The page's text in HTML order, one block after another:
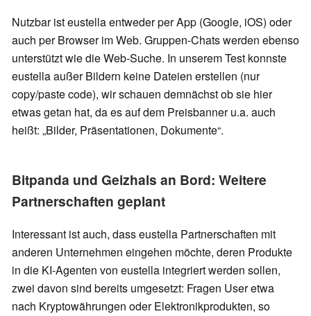
Nutzbar ist eustella entweder per App (Google, iOS) oder
auch per Browser im Web. Gruppen-Chats werden ebenso
unterstützt wie die Web-Suche. In unserem Test konnste
eustella außer Bildern keine Dateien erstellen (nur
copy/paste code), wir schauen demnächst ob sie hier
etwas getan hat, da es auf dem Preisbanner u.a. auch
heißt: „Bilder, Präsentationen, Dokumente“.
Bitpanda und Geizhals an Bord: Weitere
Partnerschaften geplant
Interessant ist auch, dass eustella Partnerschaften mit
anderen Unternehmen eingehen möchte, deren Produkte
in die KI-Agenten von eustella integriert werden sollen,
zwei davon sind bereits umgesetzt: Fragen User etwa
nach Kryptowährungen oder Elektronikprodukten, so